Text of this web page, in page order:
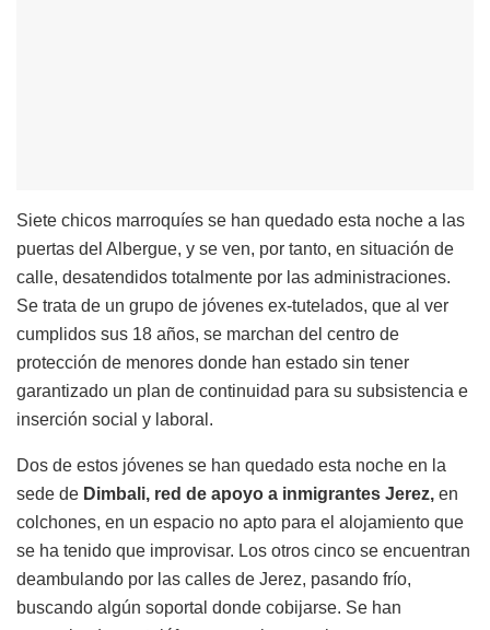
Siete chicos marroquíes se han quedado esta noche a las
puertas del Albergue, y se ven, por tanto, en situación de
calle, desatendidos totalmente por las administraciones.
Se trata de un grupo de jóvenes ex-tutelados, que al ver
cumplidos sus 18 años, se marchan del centro de
protección de menores donde han estado sin tener
garantizado un plan de continuidad para su subsistencia e
inserción social y laboral.
Dos de estos jóvenes se han quedado esta noche en la
sede de Dimbali, red de apoyo a inmigrantes Jerez, en
colchones, en un espacio no apto para el alojamiento que
se ha tenido que improvisar. Los otros cinco se encuentran
deambulando por las calles de Jerez, pasando frío,
buscando algún soportal donde cobijarse. Se han